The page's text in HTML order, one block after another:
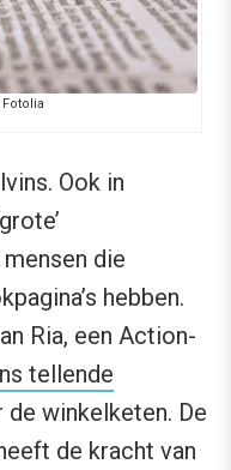
Ook in
die
hebben.
Ria, een Action-
tellende
winkelketen. De
de kracht van